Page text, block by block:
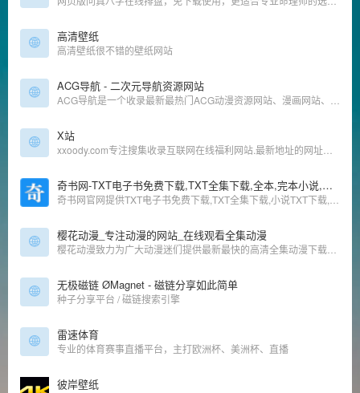
高清壁纸
高清壁纸很不错的壁纸网站
ACG导航 - 二次元导航资源网站
X站
奇书网-TXT电子书免费下载,TXT全集下载,全本,完本小说,完结小说
樱花动漫_专注动漫的网站_在线观看全集动漫
无极磁链 ØMagnet - 磁链分享如此简单
种子分享平台 / 磁链搜索引擎
雷速体育
专业的体育赛事直播平台，主打欧洲杯、美洲杯、直播
彼岸壁纸